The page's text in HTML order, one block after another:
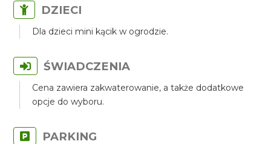
DZIECI
Dla dzieci mini kącik w ogrodzie.
ŚWIADCZENIA
Cena zawiera zakwaterowanie, a także dodatkowe
opcje do wyboru.
PARKING